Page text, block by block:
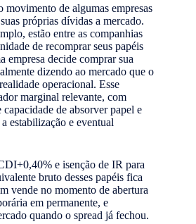
de algumas empresas
próprias dívidas a mercado.
estão entre as companhias
de recomprar seus papéis
empresa decide comprar sua
dizendo ao mercado que o
operacional. Esse
marginal relevante, com
de absorver papel e
estabilização e eventual
e isenção de IR para
bruto desses papéis fica
vende no momento de abertura
em permanente, e
quando o spread já fechou.